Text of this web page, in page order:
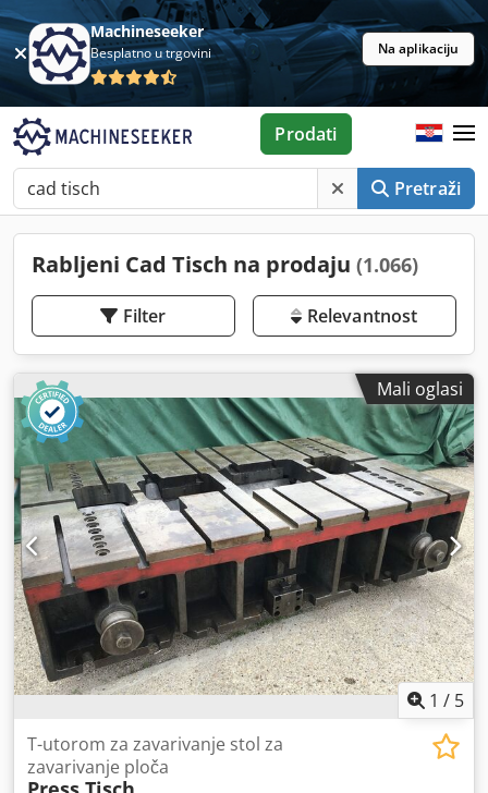
Machineseeker
Besplatno u trgovini Na aplikaciju
Pretraži
Prodati
Rabljeni Cad Tisch na prodaju (1.066)
Filter Relevantnost
Mali oglasi
1 / 5
T-utorom za zavarivanje stol za
zavarivanje ploča